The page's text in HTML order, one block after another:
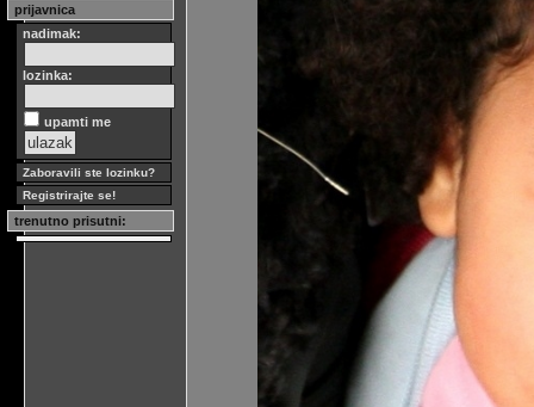
prijavnica
nadimak:
lozinka:
upamti me
Zaboravili ste lozinku?
Registrirajte se!
trenutno prisutni: